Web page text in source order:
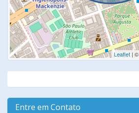
Leaflet | ©
Entre em Contato